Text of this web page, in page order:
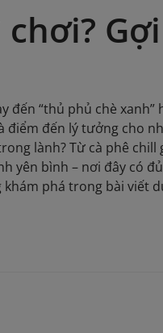
đến “thủ phủ chè
điểm đến lý tưởng cho
lành? Từ cà phê
yên bình – nơi đây có
khám phá trong bài viết